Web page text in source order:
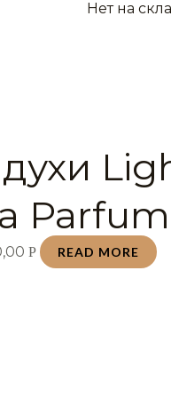
Нет на
Р READ MORE